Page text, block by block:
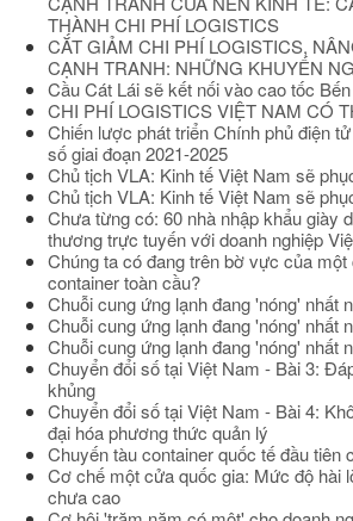
THÀNH CHI PHÍ LOGISTICS
CẮT GIẢM CHI PHÍ LOGISTICS,
CẠNH TRANH: NHỮNG KHUYẾN
Cầu Cát Lái sẽ kết nối vào cao tốc
CHI PHÍ LOGISTICS VIỆT NAM CÓ
Chiến lược phát triển Chính phủ điện
số giai đoạn 2021-2025
Chủ tịch VLA: Kinh tế Việt Nam sẽ
Chủ tịch VLA: Kinh tế Việt Nam sẽ
Chưa từng có: 60 nhà nhập khẩu giày
thương trực tuyến với doanh nghiệp
Chúng ta có đang trên bờ vực của
container toàn cầu?
Chuỗi cung ứng lạnh đang 'nóng' nhất
Chuỗi cung ứng lạnh đang 'nóng' nhất
Chuỗi cung ứng lạnh đang 'nóng' nhất
Chuyển đổi số tại Việt Nam - Bài 3:
khủng
Chuyển đổi số tại Việt Nam - Bài 4:
đại hóa phương thức quản lý
Chuyến tàu container quốc tế đầu tiên
Cơ chế một cửa quốc gia: Mức độ hài
chưa cao